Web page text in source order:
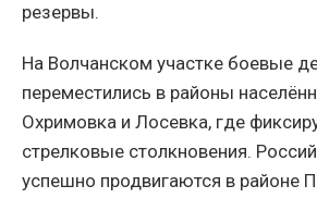
резервы.
На Волчанском участке боевые
переместились в районы
Охримовка и Лосевка, где
стрелковые столкновения.
успешно продвигаются в районе